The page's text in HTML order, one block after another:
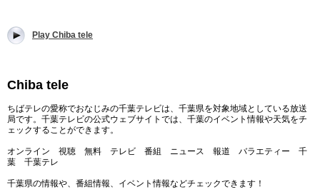
Play Chiba tele
Chiba tele
ちばテレの愛称でおなじみの千葉テレビは、千葉県を対象地域としている放送
局です。千葉テレビの公式ウェブサイトでは、千葉のイベント情報や天気をチ
ェックすることができます。
オンライン 視聴 無料 テレビ 番組 ニュース 報道 バラエティー 千
葉 千葉テレ
千葉県の情報や、番組情報、イベント情報などチェックできます！